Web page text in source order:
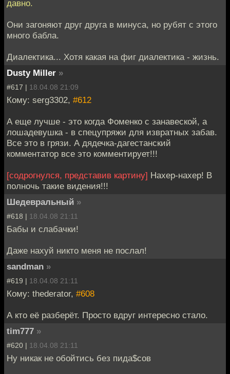
давно.
Они загоняют друг друга в минуса, но рубят с этого
много бабла.
Диалектика... Хотя какая на фиг диалектика - жизнь.
Dusty Miller »
#617 | 18.04.08 21:09
Кому: serg3302, #612
А еще лучше - это когда Фоменко с занавеской, а
лошадевушка - в спецупряжи для извратных забав.
Все это в грязи. А дядечка-дагестанский
комментатор все это комментирует!!!
[содрогнулся, представив картину] Нахер-нахер! В
полночь такие видения!!!
Шедевральный »
#618 | 18.04.08 21:11
Бабы и слабачки!
Даже нахуй никто меня не послал!
sandman »
#619 | 18.04.08 21:11
Кому: thederator, #608
А кто её разберёт. Просто вдруг интересно стало.
tim777 »
#620 | 18.04.08 21:11
Ну никак не обойтись без пида$сов